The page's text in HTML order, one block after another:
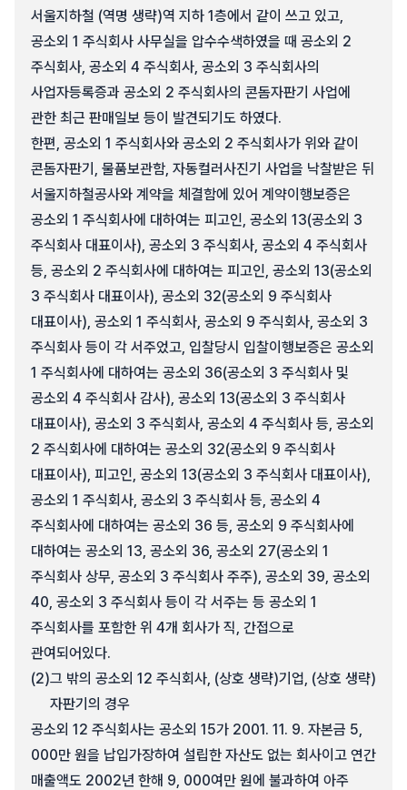
서울지하철 (역명 생략)역 지하 1층에서 같이 쓰고 있고,
공소외 1 주식회사 사무실을 압수수색하였을 때 공소외 2
주식회사, 공소외 4 주식회사, 공소외 3 주식회사의
사업자등록증과 공소외 2 주식회사의 콘돔자판기 사업에
관한 최근 판매일보 등이 발견되기도 하였다.
한편, 공소외 1 주식회사와 공소외 2 주식회사가 위와 같이
콘돔자판기, 물품보관함, 자동컬러사진기 사업을 낙찰받은 뒤
서울지하철공사와 계약을 체결함에 있어 계약이행보증은
공소외 1 주식회사에 대하여는 피고인, 공소외 13(공소외 3
주식회사 대표이사), 공소외 3 주식회사, 공소외 4 주식회사
등, 공소외 2 주식회사에 대하여는 피고인, 공소외 13(공소외
3 주식회사 대표이사), 공소외 32(공소외 9 주식회사
대표이사), 공소외 1 주식회사, 공소외 9 주식회사, 공소외 3
주식회사 등이 각 서주었고, 입찰당시 입찰이행보증은 공소외
1 주식회사에 대하여는 공소외 36(공소외 3 주식회사 및
공소외 4 주식회사 감사), 공소외 13(공소외 3 주식회사
대표이사), 공소외 3 주식회사, 공소외 4 주식회사 등, 공소외
2 주식회사에 대하여는 공소외 32(공소외 9 주식회사
대표이사), 피고인, 공소외 13(공소외 3 주식회사 대표이사),
공소외 1 주식회사, 공소외 3 주식회사 등, 공소외 4
주식회사에 대하여는 공소외 36 등, 공소외 9 주식회사에
대하여는 공소외 13, 공소외 36, 공소외 27(공소외 1
주식회사 상무, 공소외 3 주식회사 주주), 공소외 39, 공소외
40, 공소외 3 주식회사 등이 각 서주는 등 공소외 1
주식회사를 포함한 위 4개 회사가 직, 간접으로
관여되어있다.
(2)그 밖의 공소외 12 주식회사, (상호 생략)기업, (상호 생략)
자판기의 경우
공소외 12 주식회사는 공소외 15가 2001. 11. 9. 자본금 5,
000만 원을 납입가장하여 설립한 자산도 없는 회사이고 연간
매출액도 2002년 한해 9, 000여만 원에 불과하여 아주